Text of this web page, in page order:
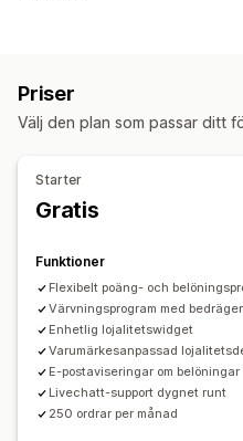
Belöningar som du kan erbjuda
Värdecheck
Gratisprodukter
Rabattbelopp
Fri frakt
Fraktkostnader
Tidsbegränsade erbjudanden
Anpassade rabatter
Rabatthantering
Import och export
Utlösare och regler
Automatiseringar
Rapportering Analysverktyg
Priser
Välj den plan som passar ditt
Starter
Gratis
Funktioner
Flexibelt poäng- och
Värvningsprogram med
Enhetlig lojalitetswidget
Varumärkesanpassad
E-postaviseringar om belöningar
Livechatt-support dygnet runt
250 ordrar per månad